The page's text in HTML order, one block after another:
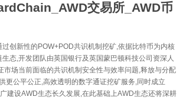
交易所_AWD币
创新性的POW+POD共识机制挖矿,依据比特币为内核
态,开发团队由英国银行及英国蒙巴顿科技公司资深人
市场当前面临的共识机制安全性与效率问题,释放与分配
更公平公正,高效透明的数字通证挖矿服务,同时成立
建设AWD生态长久发展,在此基础上AWD生态还将深耕